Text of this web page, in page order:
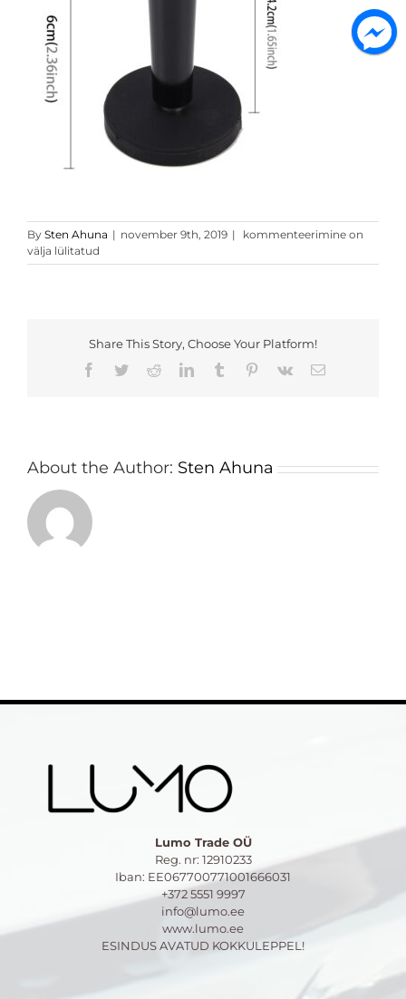
By Sten Ahuna | november 9th, 2019 | HC9215_4
kommenteerimine on
välja lülitatud
Share This Story, Choose Your Platform!
Facebook
TwitterRedditLinkedInTumblr Pinterest
Vk Email
About the Author: Sten Ahuna
Lumo Trade OÜ
Reg. nr: 12910233
Iban: EE067700771001666031
+372 5551 9997
info@lumo.ee
www.lumo.ee
ESINDUS AVATUD KOKKULEPPEL!